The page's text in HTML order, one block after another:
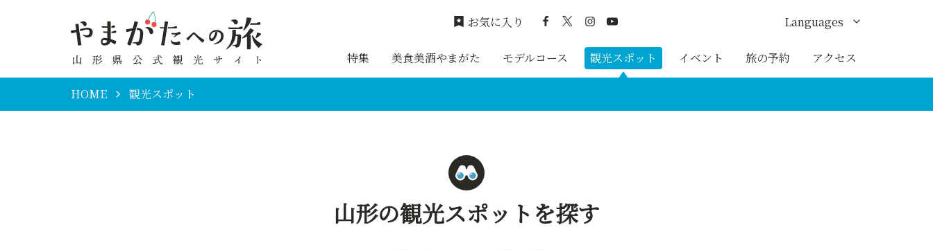
特集 美食美酒やまがた モデルコース 観光スポット イベント 旅の予約 アクセス
お気に入り Languages
English
HOME 観光スポット
山形の観光スポットを探す